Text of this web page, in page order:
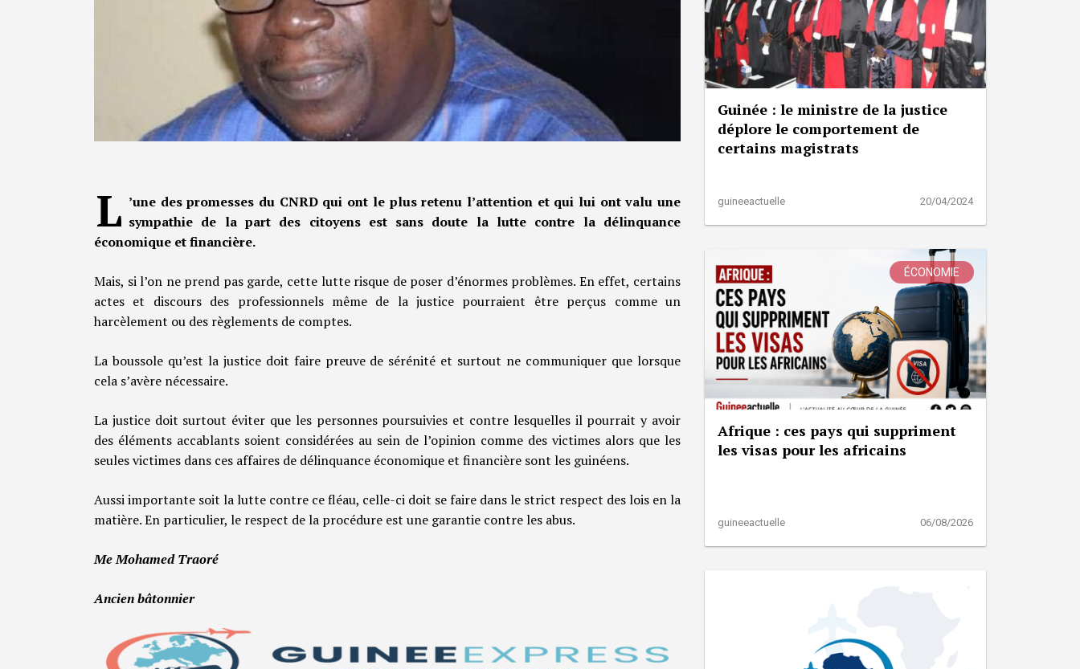
L ’une des promesses du CNRD qui ont le plus retenu l’attention et qui lui ont valu une
sympathie de la part des citoyens est sans doute la lutte contre la délinquance
économique et financière.
Mais, si l’on ne prend pas garde, cette lutte risque de poser d’énormes problèmes. En effet, certains
actes et discours des professionnels même de la justice pourraient être perçus comme un
harcèlement ou des règlements de comptes.
La boussole qu’est la justice doit faire preuve de sérénité et surtout ne communiquer que lorsque
cela s’avère nécessaire.
La justice doit surtout éviter que les personnes poursuivies et contre lesquelles il pourrait y avoir
des éléments accablants soient considérées au sein de l’opinion comme des victimes alors que les
seules victimes dans ces affaires de délinquance économique et financière sont les guinéens.
Aussi importante soit la lutte contre ce fléau, celle-ci doit se faire dans le strict respect des lois en la
matière. En particulier, le respect de la procédure est une garantie contre les abus.
Me Mohamed Traoré
Ancien bâtonnier
Guinée : le ministre de la justice
déplore le comportement de
certains magistrats
guineeactuelle 20/04/2024
ÉCONOMIE
Afrique : ces pays qui suppriment
les visas pour les africains
guineeactuelle 06/08/2026